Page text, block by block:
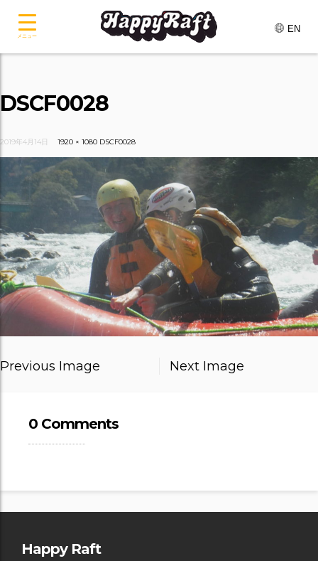
EN
DSCF0028
2019年4月14日 1920 × 1080 DSCF0028
Previous Image Next Image
0 Comments
Happy Raft
メニュー